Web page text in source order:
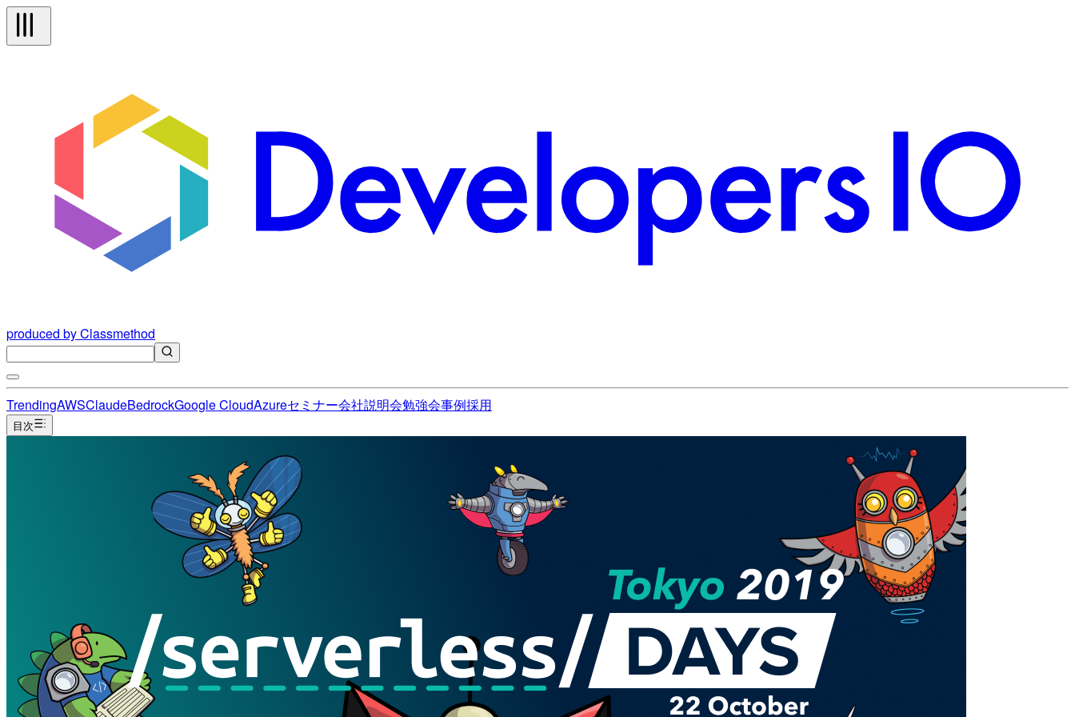
produced by Classmethod
TrendingAWSClaudeBedrockGoogle CloudAzureセミナー会社説明会勉強会事例採用
目次